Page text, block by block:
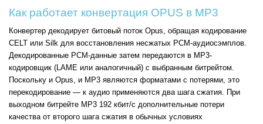
Как работает конвертация OPUS в MP3
Конвертер декодирует битовый поток Opus, обращая кодирование
CELT или Silk для восстановления несжатых PCM-аудиосэмплов.
Декодированные PCM-данные затем передаются в MP3-
кодировщик (LAME или аналогичный) с выбранным битрейтом.
Поскольку и Opus, и MP3 являются форматами с потерями, это
перекодирование — к аудио применяются два шага сжатия. При
выходном битрейте MP3 192 кбит/с дополнительные потери
качества от второго шага сжатия в обычных условиях